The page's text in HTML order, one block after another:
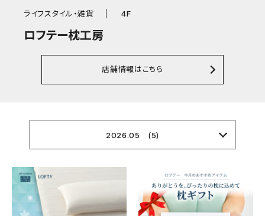
ライフスタイル・雑貨 4F
ロフテー枕工房
店舗情報はこちら
2026.05 (5)